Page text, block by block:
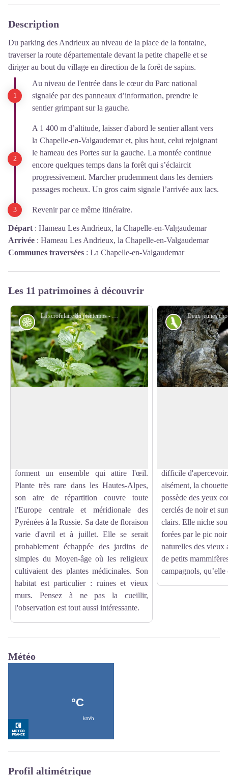
Description
Du parking des Andrieux au niveau de la place de la fontaine,
traverser la route départementale devant la petite chapelle et se
diriger au bout du village en direction de la forêt de sapins.
Au niveau de l'entrée dans le cœur du Parc national
signalée par des panneaux d’information, prendre le
sentier grimpant sur la gauche.
A 1 400 m d’altitude, laisser d'abord le sentier allant vers
la Chapelle-en-Valgaudemar et, plus haut, celui rejoignant
le hameau des Portes sur la gauche. La montée continue
encore quelques temps dans la forêt qui s’éclaircit
progressivement. Marcher prudemment dans les derniers
passages rocheux. Un gros cairn signale l’arrivée aux lacs.
Revenir par ce même itinéraire.
Départ : Hameau Les Andrieux, la Chapelle-en-Valgaudemar
Arrivée : Hameau Les Andrieux, la Chapelle-en-Valgaudemar
Communes traversées : La Chapelle-en-Valgaudemar
Les 11 patrimoines à découvrir
La scrofulaire du printemps - Dominique Vincent - PNE
Flore
forment un ensemble qui attire l'œil.
Plante très rare dans les Hautes-Alpes,
son aire de répartition couvre toute
l'Europe centrale et méridionale des
Pyrénées à la Russie. Sa date de floraison
varie d'avril et à juillet. Elle se serait
probablement échappée des jardins de
simples du Moyen-âge où les religieux
cultivaient des plantes médicinales. Son
habitat est particulier : ruines et vieux
murs. Pensez à ne pas la cueillir,
l'observation est tout aussi intéressante.
Faune
difficile
aisément, la
possède des yeux
cerclés de noir et
clairs. Elle niche
forées par le pic
naturelles des vieux
de petits
campagnols, qu’elle
Météo
Profil altimétrique